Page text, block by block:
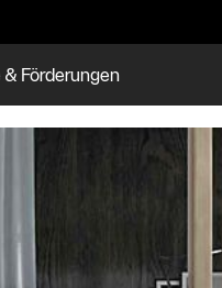
Förderungen